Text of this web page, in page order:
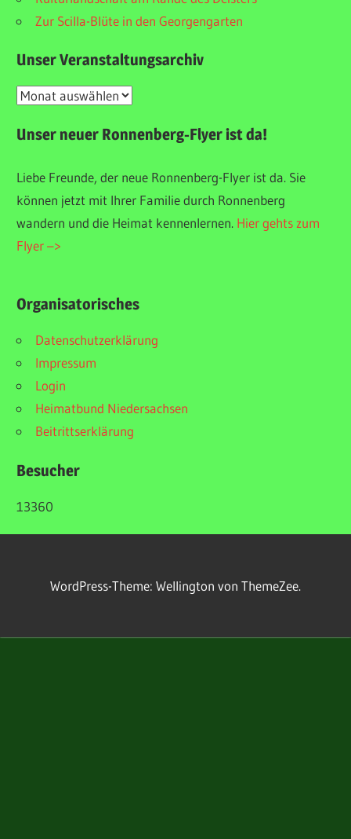
Zur Scilla-Blüte in den Georgengarten
Unser Veranstaltungsarchiv
Unser
Unser neuer Ronnenberg-Flyer ist da!
Liebe Freunde, der neue Ronnenberg-Flyer ist da. Sie
können jetzt mit Ihrer Familie durch Ronnenberg
wandern und die Heimat kennenlernen. Hier gehts zum
Flyer –>
Organisatorisches
Datenschutzerklärung
Impressum
Login
Heimatbund Niedersachsen
Beitrittserklärung
Besucher
13360
WordPress-Theme: Wellington von ThemeZee.